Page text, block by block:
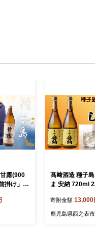
露(900
掛け」セ
格焼酎
焼酎 お
髙﨑酒造 種子
ま 安納 720ml
酎 芋焼酎 本格
焼酎 本格いも焼
寄附金額 13,000
鹿児島県西之表市